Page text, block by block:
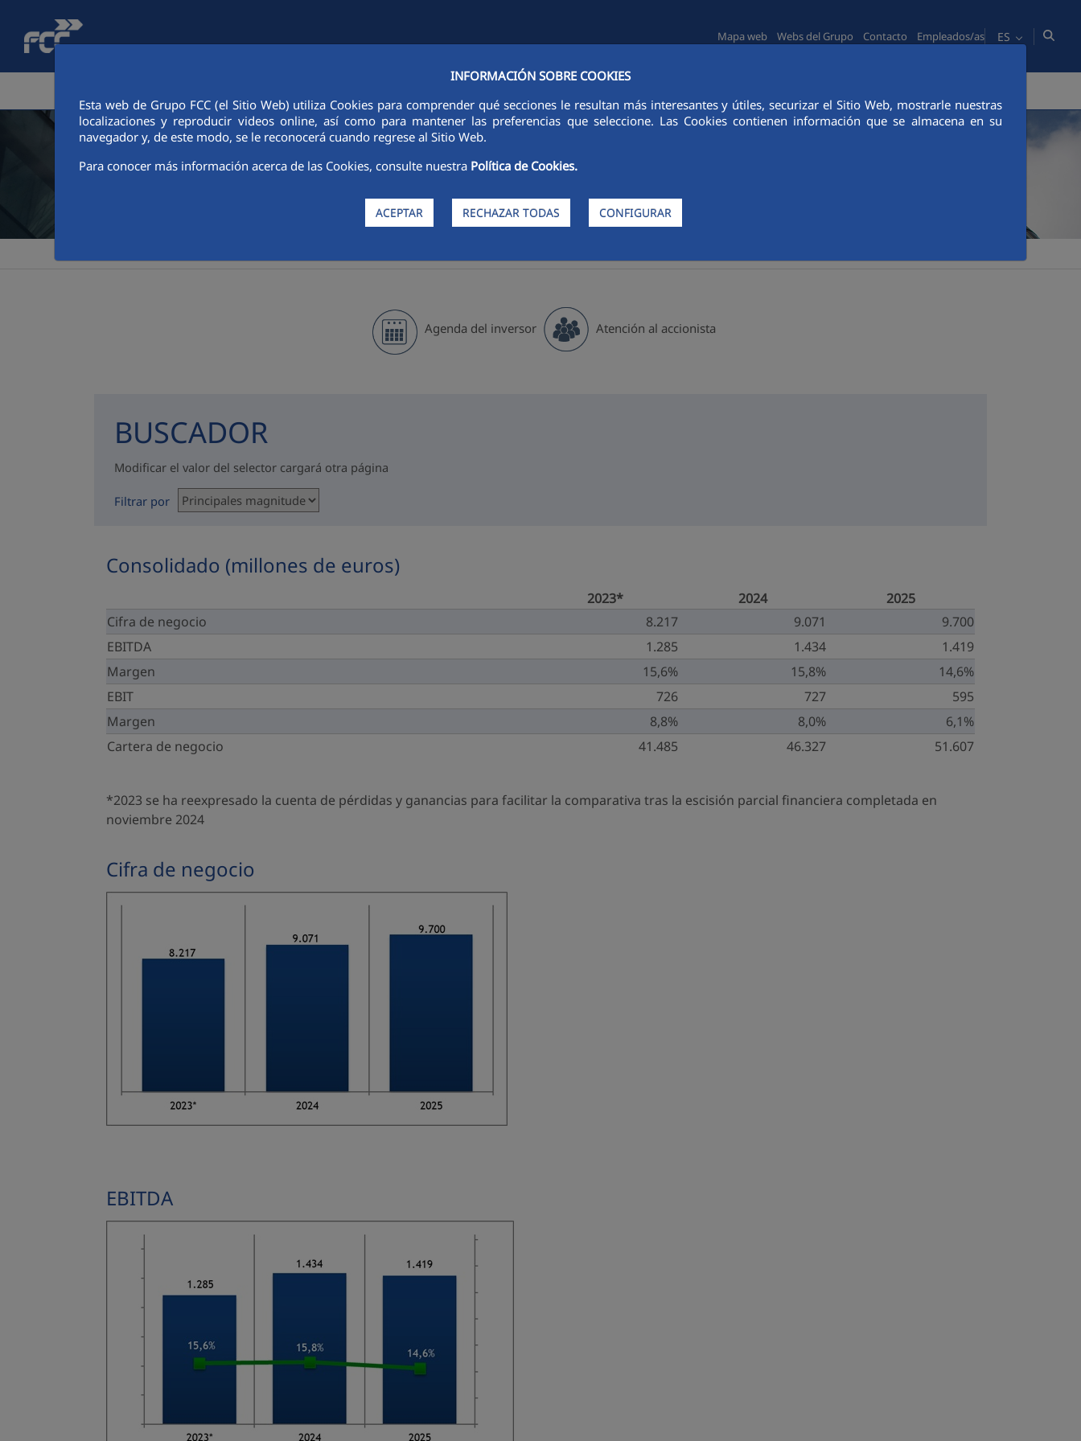
Saltar al contenido principal
INFORMACIÓN SOBRE COOKIES
Esta web de Grupo FCC (el Sitio Web) utiliza Cookies para comprender qué secciones le resultan más interesantes y útiles, securizar el Sitio Web, mostrarle nuestras
localizaciones y reproducir videos online, así como para mantener las preferencias que seleccione. Las Cookies contienen información que se almacena en su
navegador y, de este modo, se le reconocerá cuando regrese al Sitio Web.
Para conocer más información acerca de las Cookies, consulte nuestra Política de Cookies.
ACEPTAR RECHAZAR TODAS CONFIGURAR
Mapa web Webs del Grupo Contacto Empleados/as ES
Agenda del inversor Atención al accionista
BUSCADOR
Modificar el valor del selector cargará otra página
Filtrar por
Consolidado (millones de euros)
2023* 2024
2025
Cifra de negocio
8.217 9.071
9.700
EBITDA
1.285 1.434
1.419
Margen
15,6% 15,8%
14,6%
EBIT
726 727
595
Margen
8,8% 8,0%
6,1%
Cartera de negocio
41.485 46.327 51.607
*2023 se ha reexpresado la cuenta de pérdidas y ganancias para facilitar la comparativa tras la escisión parcial financiera completada en
noviembre 2024
Cifra de negocio
EBITDA